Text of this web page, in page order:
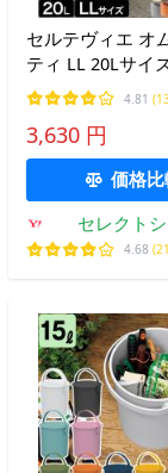
セルテヴィエ オ
ティ LL 20Lサイ
omnioutil バケツ
スツール ごみ箱
ト おもちゃ箱 お
れ オムツ入れ 蓋
持ち運び
4.81
3,630 円
価格
セレクト
AQUA・
4.68